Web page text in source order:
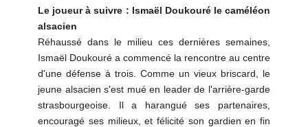
Le joueur à suivre : Ismaël Doukouré le caméléon
alsacien
Réhaussé dans le milieu ces dernières semaines,
Ismaël Doukouré a commencé la rencontre au centre
d'une défense à trois. Comme un vieux briscard, le
jeune alsacien s'est mué en leader de l'arrière-garde
strasbourgeoise. Il a harangué ses partenaires,
encouragé ses milieux, et félicité son gardien en fin